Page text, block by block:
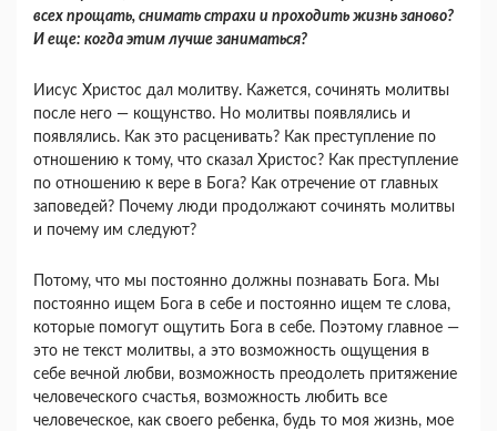
всех прощать, снимать страхи и проходить жизнь заново?
И еще: когда этим лучше заниматься?
Иисус Христос дал молитву. Кажется, сочи­нять молитвы
после него — кощунство. Но молит­вы появлялись и
появлялись. Как это расцени­вать? Как преступление по
отношению к тому, что сказал Христос? Как преступление
по отношению к вере в Бога? Как отречение от главных
запове­дей? Почему люди продолжают сочинять молитвы
и почему им следуют?
Потому, что мы постоянно должны познавать Бога. Мы
постоянно ищем Бога в себе и постоян­но ищем те слова,
которые помогут ощутить Бога в себе. Поэтому главное —
это не текст молитвы, а это возможность ощущения в
себе вечной любви, возможность преодолеть притяжение
человеческо­го счастья, возможность любить все
человеческое, как своего ребенка, будь то моя жизнь, мое